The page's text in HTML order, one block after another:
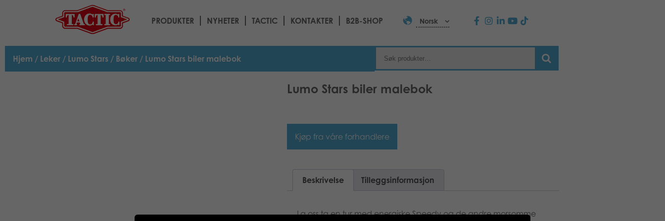
PRODUKTER NYHETER TACTIC KONTAKTER B2B-SHOP Norsk
Hjem / Leker / Lumo Stars / Bøker / Lumo Stars biler malebok
Lumo Stars biler malebok
Kjøp fra våre forhandlere
Beskrivelse Tilleggsinformasjon
La oss ta en tur med energiske Speedy og de andre morsomme